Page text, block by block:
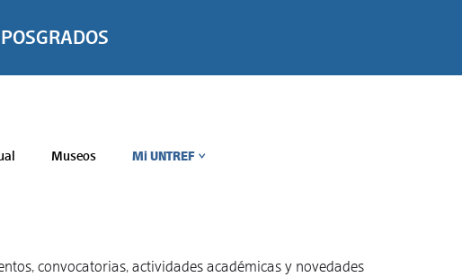
Museos Mi UNTREF >
convocatorias, actividades académicas y novedades